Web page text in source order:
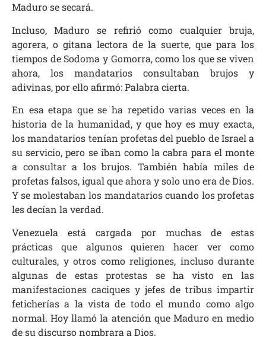
Maduro se secará.
Incluso, Maduro se refirió como cualquier bruja,
agorera, o gitana lectora de la suerte, que para los
tiempos de Sodoma y Gomorra, como los que se viven
ahora, los mandatarios consultaban brujos y
adivinas, por ello afirmó: Palabra cierta.
En esa etapa que se ha repetido varias veces en la
historia de la humanidad, y que hoy es muy exacta,
los mandatarios tenían profetas del pueblo de Israel a
su servicio, pero se iban como la cabra para el monte
a consultar a los brujos. También había miles de
profetas falsos, igual que ahora y solo uno era de Dios.
Y se molestaban los mandatarios cuando los profetas
les decían la verdad.
Venezuela está cargada por muchas de estas
prácticas que algunos quieren hacer ver como
culturales, y otros como religiones, incluso durante
algunas de estas protestas se ha visto en las
manifestaciones caciques y jefes de tribus impartir
feticherías a la vista de todo el mundo como algo
normal. Hoy llamó la atención que Maduro en medio
de su discurso nombrara a Dios.